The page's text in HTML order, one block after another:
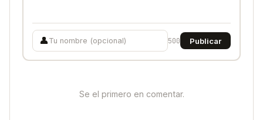
👤 500 Publicar
Se el primero en comentar.